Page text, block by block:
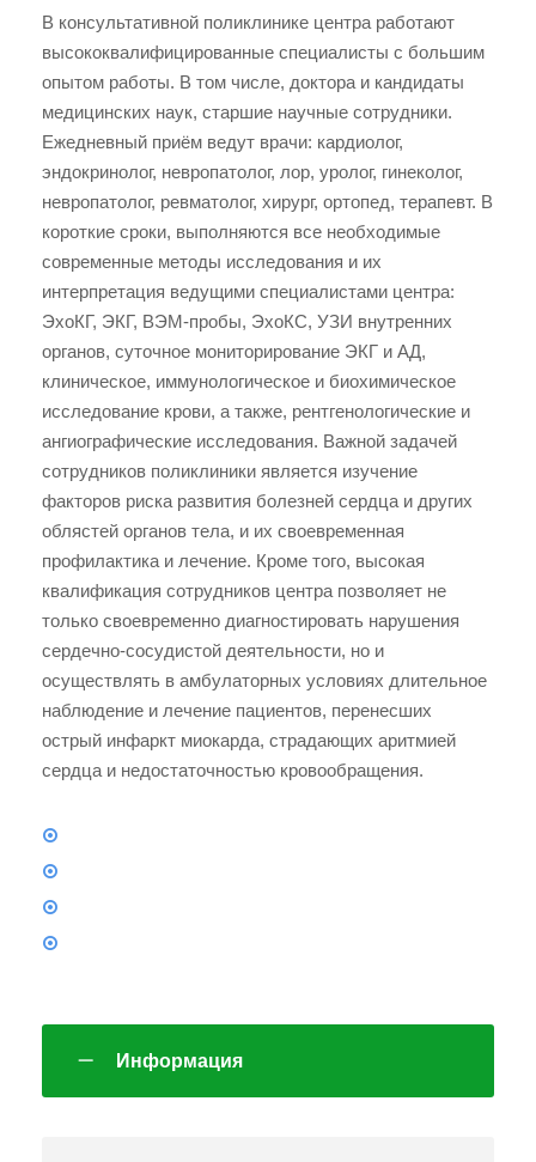
В консультативной поликлинике центра работают
высококвалифицированные специалисты с большим
опытом работы. В том числе, доктора и кандидаты
медицинских наук, старшие научные сотрудники.
Ежедневный приём ведут врачи: кардиолог,
эндокринолог, невропатолог, лор, уролог, гинеколог,
невропатолог, ревматолог, хирург, ортопед, терапевт. В
короткие сроки, выполняются все необходимые
современные методы исследования и их
интерпретация ведущими специалистами центра:
ЭхоКГ, ЭКГ, ВЭМ-пробы, ЭхоКС, УЗИ внутренних
органов, суточное мониторирование ЭКГ и АД,
клиническое, иммунологическое и биохимическое
исследование крови, а также, рентгенологические и
ангиографические исследования. Важной задачей
сотрудников поликлиники является изучение
факторов риска развития болезней сердца и других
облястей органов тела, и их своевременная
профилактика и лечение. Кроме того, высокая
квалификация сотрудников центра позволяет не
только своевременно диагностировать нарушения
сердечно-сосудистой деятельности, но и
осуществлять в амбулаторных условиях длительное
наблюдение и лечение пациентов, перенесших
острый инфаркт миокарда, страдающих аритмией
сердца и недостаточностью кровообращения.
Информация